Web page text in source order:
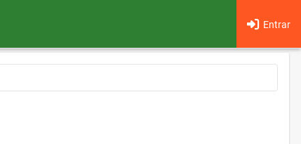
Entrar